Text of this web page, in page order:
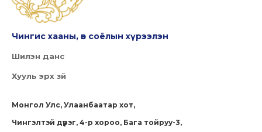
Чингис хааны, өв соёлын хүрээлэн
Шилэн данс
Хууль эрх зүй
Монгол Улс, Улаанбаатар хот,
Чингэлтэй дүүрэг, 4-р хороо, Бага тойруу-3,